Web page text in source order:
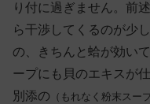
り付に過ぎません。前
ら干渉してくるのが少
の、きちんと蛤が効い
ープにも貝のエキスが
別添の （もれなく粉末スー